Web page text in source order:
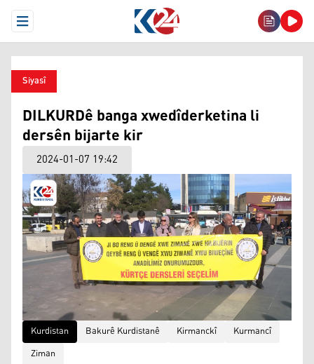
Open Menu
Siyasî
DILKURDê banga xwedîderketina li
dersên bijarte kir
2024-01-07 19:42
Kurdistan Bakurê Kurdistanê Kirmanckî
Kurmancî
Ziman